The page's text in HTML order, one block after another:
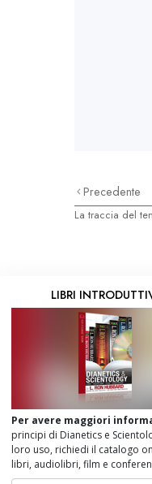
Precedente
La traccia del
LIBRI
Per avere maggiori
principi di Dianetics e
loro uso, richiedi il catalogo
libri, audiolibri, film e